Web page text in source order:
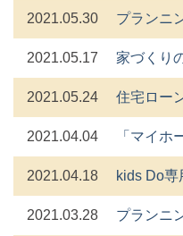
2021.05.30 プランニ
2021.05.17 家づくり
2021.05.24 住宅ロー
2021.04.04 「マイホ
2021.04.18 kids Do
2021.03.28 プランニ